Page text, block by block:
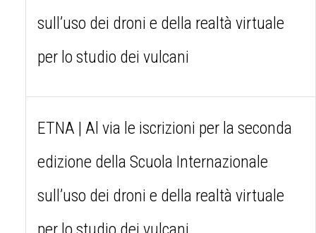
sull’uso dei droni e della realtà virtuale
per lo studio dei vulcani
ETNA | Al via le iscrizioni per la seconda
edizione della Scuola Internazionale
sull’uso dei droni e della realtà virtuale